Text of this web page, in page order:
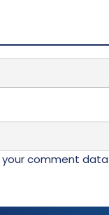
your comment